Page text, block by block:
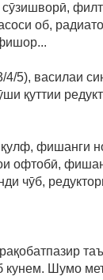
об,
5), василаи
қуттии
фишанги
офтобӣ,
чӯб,
Шумо